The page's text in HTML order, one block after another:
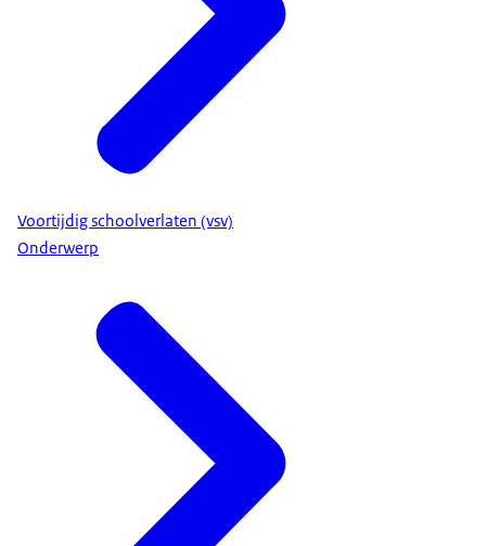
Voortijdig schoolverlaten (vsv)
Onderwerp